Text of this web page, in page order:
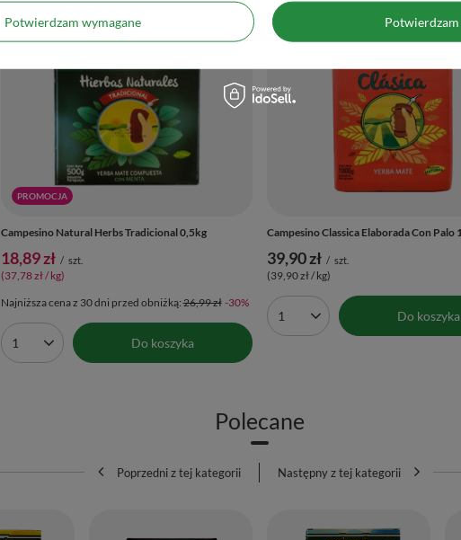
PROMOCJA
Campesino Natural Herbs Tradicional 0,5kg
18,89 zł / szt.
(37,78 zł / kg)
Najniższa cena z 30 dni przed obniżką:26,99 zł -30%
Ilość produktów Do koszyka
Campesino Classica Elaborada Con Palo
39,90 zł / szt.
(39,90 zł / kg)
Ilość produktów Do koszyka
Polecane
Poprzedni z tej kategorii Następny z tej kategorii
Potwierdzam wymagane